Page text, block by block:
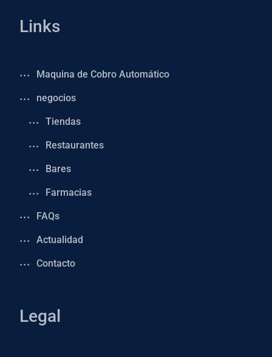
Links
Maquina de Cobro Automático
negocios
Tiendas
Restaurantes
Bares
Farmacias
FAQs
Actualidad
Contacto
Legal